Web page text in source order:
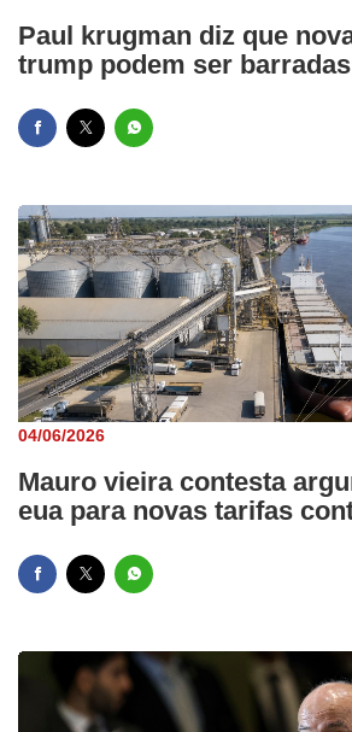
Paul krugman diz que
trump podem ser
04/06/2026
Mauro vieira contesta
eua para novas tarifas